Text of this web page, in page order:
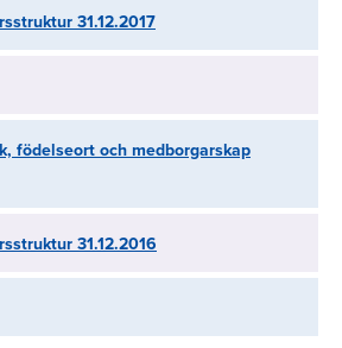
31.12.2017
födelseort och medborgarskap
31.12.2016